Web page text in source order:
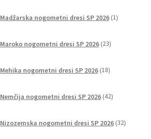
Madžarska nogometni dresi SP 2026 1izdelek
Maroko nogometni dresi SP 2026 23izdelkov
Mehika nogometni dresi SP 2026 18izdelkov
Nemčija nogometni dresi SP 2026 42izdelkov
Nizozemska nogometni dresi SP 2026 32izdelkov